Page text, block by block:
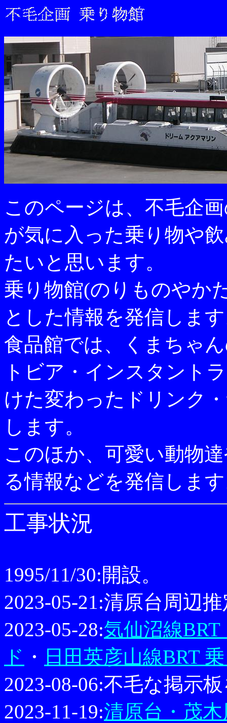
このページは、不毛企
が気に入った乗り物や
たいと思います。
乗り物館(のりものやか
とした情報を発信しま
食品館では、くまちゃ
トビア・インスタント
けた変わったドリンク
します。
このほか、可愛い動物
る情報などを発信しま
工事状況
1995/11/30:開設。
2023-05-21:清原台周辺
2023-05-28:気仙沼線
ド ・ 日田英彦山線BRT
2023-08-06:不毛な掲示
2023-11-19:清原台・茂